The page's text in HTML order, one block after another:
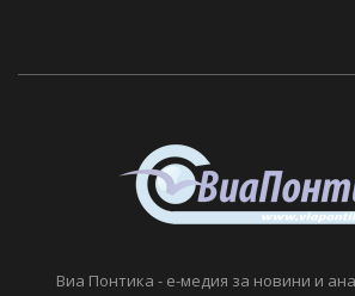
Виа Понтика - е-медия за новини и